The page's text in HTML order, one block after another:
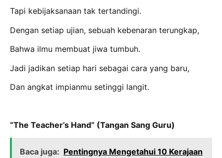
Tapi kebijaksanaan tak tertandingi.
Dengan setiap ujian, sebuah kebenaran terungkap,
Bahwa ilmu membuat jiwa tumbuh.
Jadi jadikan setiap hari sebagai cara yang baru,
Dan angkat impianmu setinggi langit.
“The Teacher’s Hand” (Tangan Sang Guru)
Baca juga: Pentingnya Mengetahui 10 Kerajaan